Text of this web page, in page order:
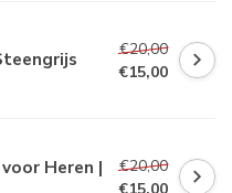
€20,00
€15,00
Heren |
€20,00